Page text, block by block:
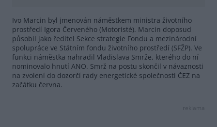
Ivo Marcin byl jmenován náměstkem ministra životního
prostředí Igora Červeného (Motoristé). Marcin doposud
působil jako ředitel Sekce strategie Fondu a mezinárodní
spolupráce ve Státním fondu životního prostředí (SFŽP). Ve
funkci náměstka nahradil Vladislava Smrže, kterého do ní
nominovalo hnutí ANO. Smrž na postu skončil v návaznosti
na zvolení do dozorčí rady energetické společnosti ČEZ na
začátku června.
reklama